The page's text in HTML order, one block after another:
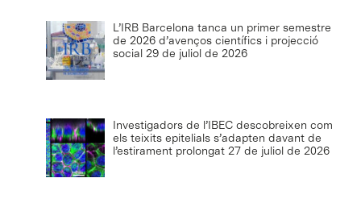
L’IRB Barcelona tanca un primer semestre
de 2026 d’avenços científics i projecció
social 29 de juliol de 2026
Investigadors de l’IBEC descobreixen com
els teixits epitelials s’adapten davant de
l’estirament prolongat 27 de juliol de 2026